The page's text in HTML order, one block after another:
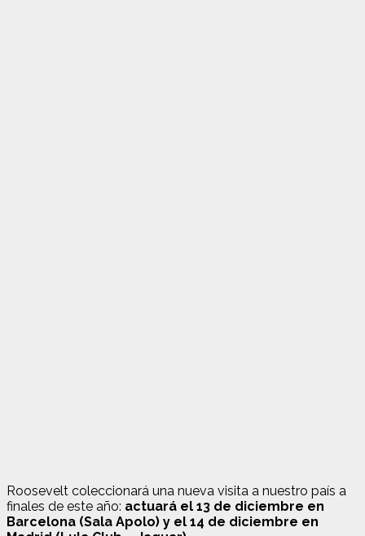
Roosevelt coleccionará una nueva visita a nuestro país a
finales de este año: actuará el 13 de diciembre en
Barcelona (Sala Apolo) y el 14 de diciembre en